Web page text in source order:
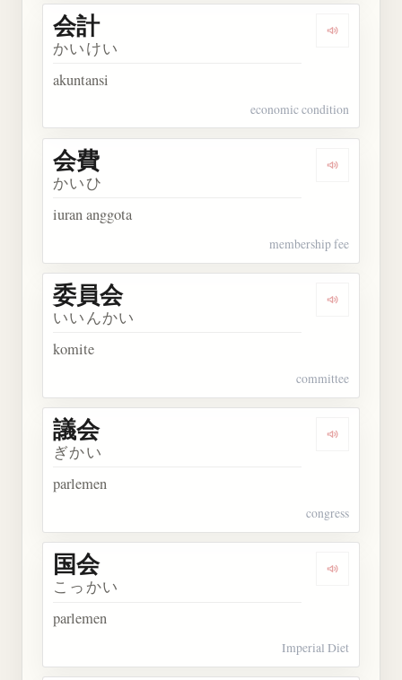
Dengarkan
会計
かいけい
akuntansi
economic condition
Dengarkan
会費
かいひ
iuran anggota
membership fee
Dengarkan
委員会
いいんかい
komite
committee
Dengarkan
議会
ぎかい
parlemen
congress
Dengarkan
国会
こっかい
parlemen
Imperial Diet